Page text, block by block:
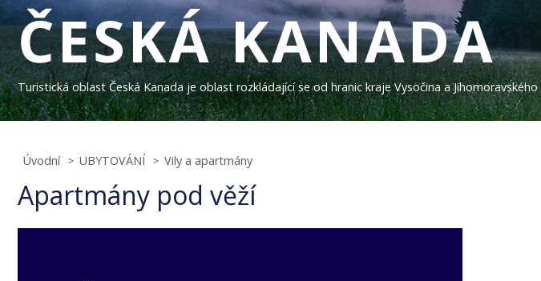
ČESKÁ KANADA
Turistická oblast Česká Kanada je oblast rozkládající se od hranic kraje Vysočina a
Úvodní UBYTOVÁNÍ Vily a apartmány
Apartmány pod věží